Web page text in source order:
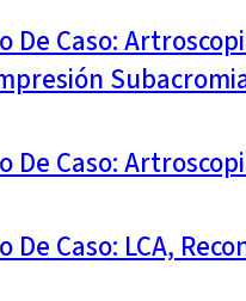
De Caso:
De Caso:
De Caso: LCA,